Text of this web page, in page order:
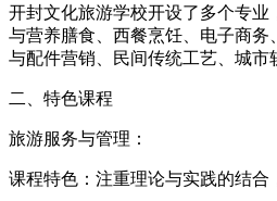
开封文化旅游学校开设了多个专
与营养膳食、西餐烹饪、电子商
与配件营销、民间传统工艺、城市
二、特色课程
旅游服务与管理：
课程特色：注重理论与实践的结合